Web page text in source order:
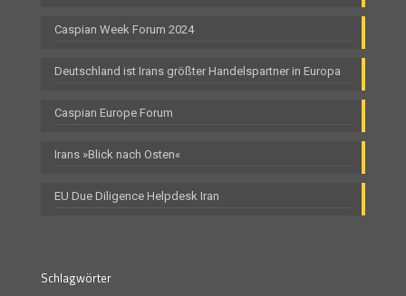
Caspian Week Forum 2024
Deutschland ist Irans größter Handelspartner in Europa
Caspian Europe Forum
Irans »Blick nach Osten«
EU Due Diligence Helpdesk Iran
Schlagwörter